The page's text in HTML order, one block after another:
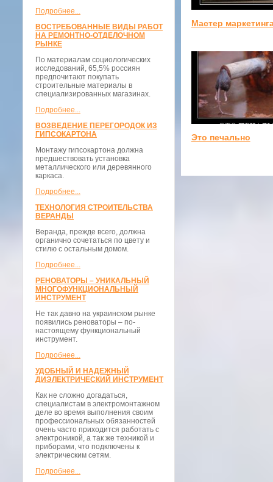
Подробнее...
ВОСТРЕБОВАННЫЕ ВИДЫ РАБОТ
НА РЕМОНТНО-ОТДЕЛОЧНОМ
РЫНКЕ
По материалам социологических
исследований, 65,5% россиян
предпочитают покупать
строительные материалы в
специализированных магазинах.
Подробнее...
ВОЗВЕДЕНИЕ ПЕРЕГОРОДОК ИЗ
ГИПСОКАРТОНА
Монтажу гипсокартона должна
предшествовать установка
металлического или деревянного
каркаса.
Подробнее...
ТЕХНОЛОГИЯ СТРОИТЕЛЬСТВА
ВЕРАНДЫ
Веранда, прежде всего, должна
органично сочетаться по цвету и
стилю с остальным домом.
Подробнее...
РЕНОВАТОРЫ – УНИКАЛЬНЫЙ
МНОГОФУНКЦИОНАЛЬНЫЙ
ИНСТРУМЕНТ
Не так давно на украинском рынке
появились реноваторы – по-
настоящему функциональный
инструмент.
Подробнее...
УДОБНЫЙ И НАДЕЖНЫЙ
ДИЭЛЕКТРИЧЕСКИЙ ИНСТРУМЕНТ
Как не сложно догадаться,
специалистам в электромонтажном
деле во время выполнения своим
профессиональных обязанностей
очень часто приходится работать с
электроникой, а так же техникой и
приборами, что подключены к
электрическим сетям.
Подробнее...
Мастер
Это печально